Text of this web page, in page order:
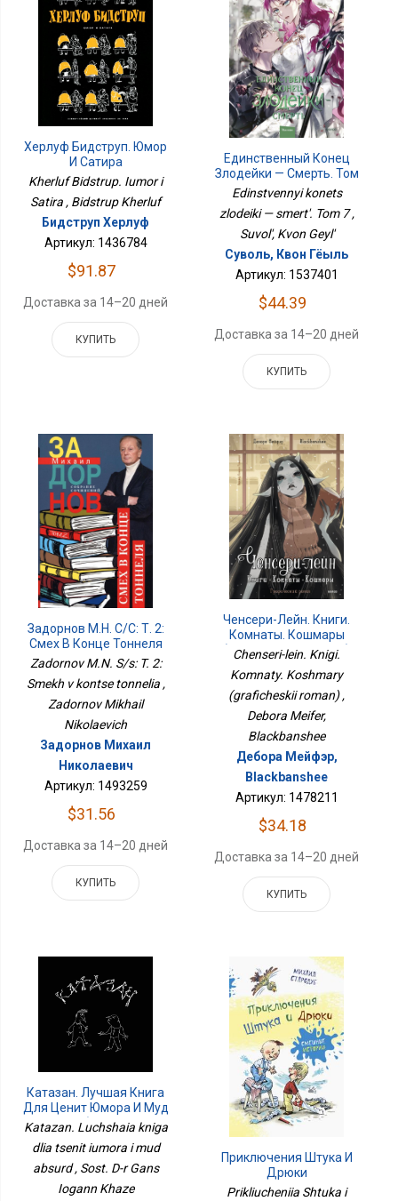
Херлуф Бидструп. Юмор
И Сатира
Kherluf Bidstrup. Iumor i
Satira , Bidstrup Kherluf
Бидструп Херлуф
Артикул: 1436784
$91.87
Доставка за 14–20 дней
КУПИТЬ
Единственный Конец
Злодейки — Смерть. Том
7
Edinstvennyi konets
zlodeiki — smert'. Tom 7 ,
Suvol', Kvon Geyl'
Суволь, Квон Гёыль
Артикул: 1537401
$44.39
Доставка за 14–20 дней
КУПИТЬ
Задорнов М.Н. С/с: Т. 2:
Смех В Конце Тоннеля
Zadornov M.N. S/s: T. 2:
Smekh v kontse tonnelia ,
Zadornov Mikhail
Nikolaevich
Задорнов Михаил
Николаевич
Артикул: 1493259
$31.56
Доставка за 14–20 дней
КУПИТЬ
Ченсери-Лейн. Книги.
Комнаты. Кошмары
(графический Роман)
Chenseri-lein. Knigi.
Komnaty. Koshmary
(graficheskii roman) ,
Debora Meifer,
Blackbanshee
Дебора Мейфэр,
Blackbanshee
Артикул: 1478211
$34.18
Доставка за 14–20 дней
КУПИТЬ
Катазан. Лучшая Книга
Для Ценит Юмора И Муд
Абсурд
Katazan. Luchshaia kniga
dlia tsenit iumora i mud
absurd , Sost. D-r Gans
Iogann Khaze
Приключения Штука И
Дрюки
Prikliucheniia Shtuka i